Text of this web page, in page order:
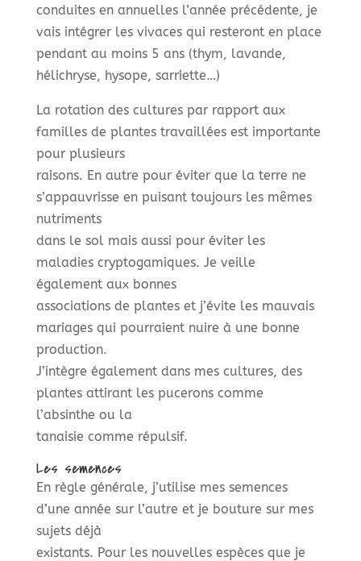
conduites en annuelles l’année précédente, je
vais intégrer les vivaces qui resteront en place
pendant au moins 5 ans (thym, lavande,
hélichryse, hysope, sarriette…)
La rotation des cultures par rapport aux
familles de plantes travaillées est importante
pour plusieurs
raisons. En autre pour éviter que la terre ne
s’appauvrisse en puisant toujours les mêmes
nutriments
dans le sol mais aussi pour éviter les
maladies cryptogamiques. Je veille
également aux bonnes
associations de plantes et j’évite les mauvais
mariages qui pourraient nuire à une bonne
production.
J’intègre également dans mes cultures, des
plantes attirant les pucerons comme
l’absinthe ou la
tanaisie comme répulsif.
Les semences
En règle générale, j’utilise mes semences
d’une année sur l’autre et je bouture sur mes
sujets déjà
existants. Pour les nouvelles espèces que je